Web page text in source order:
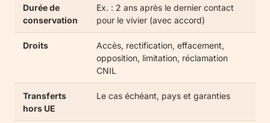
Durée de
conservation
Ex. : 2 ans après le dernier contact
pour le vivier (avec accord)
Droits
Accès, rectification, effacement,
opposition, limitation, réclamation
CNIL
Transferts
hors UE
Le cas échéant, pays et garanties